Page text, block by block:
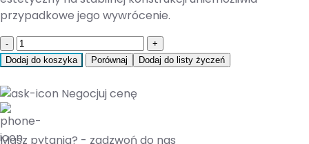
przypadkowe jego wywrócenie.
Quantity
Dodaj do koszyka Porównaj Dodaj do listy życzeń
Negocjuj cenę
Masz pytania? - zadzwoń do nas